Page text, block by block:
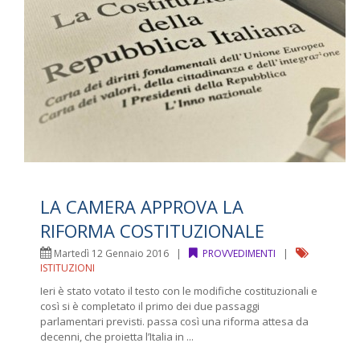
LA CAMERA APPROVA LA
RIFORMA COSTITUZIONALE
Martedì 12 Gennaio 2016 | PROVVEDIMENTI
|
ISTITUZIONI
Ieri è stato votato il testo con le modifiche costituzionali e
così si è completato il primo dei due passaggi
parlamentari previsti. passa così una riforma attesa da
decenni, che proietta l’Italia in ...